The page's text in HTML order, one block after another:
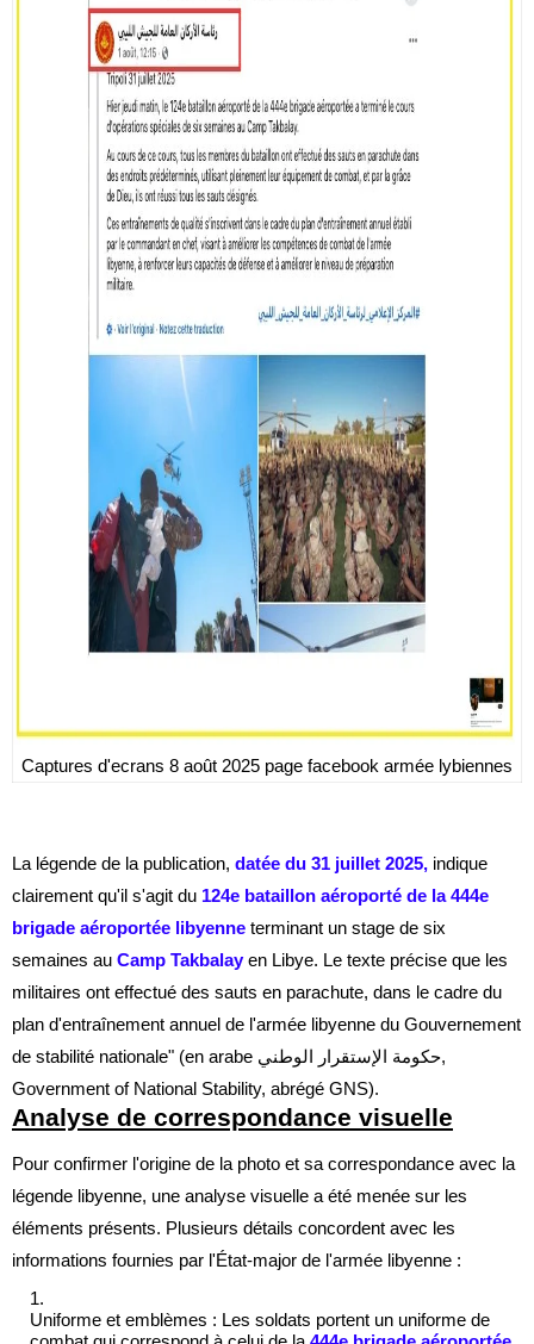
Captures d'ecrans 8 août 2025 page facebook armée lybiennes
La légende de la publication, datée du 31 juillet 2025, indique
clairement qu'il s'agit du 124e bataillon aéroporté de la 444e
brigade aéroportée libyenne terminant un stage de six
semaines au Camp Takbalayen Libye. Le texte précise que les
militaires ont effectué des sauts en parachute, dans le cadre du
plan d'entraînement annuel de l'armée libyenne du Gouvernement
de stabilité nationale" (en arabe حكومة الإستقرار الوطني,
Government of National Stability, abrégé GNS).
Analyse de correspondance visuelle
Pour confirmer l'origine de la photo et sa correspondance avec la
légende libyenne, une analyse visuelle a été menée sur les
éléments présents. Plusieurs détails concordent avec les
informations fournies par l'État-major de l'armée libyenne :
Uniforme et emblèmes : Les soldats portent un uniforme de